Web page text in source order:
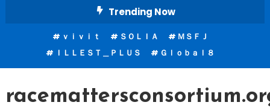
Trending Now
ｖｉｖｉｔ ＳＯＬＩＡ
ＭＳＦＪ
ＩＬＬＥＳＴ＿ＰＬＵＳ
Ｇｌｏｂａｌ８